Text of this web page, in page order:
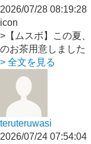
2026/07/28 08:19:28
icon
>【ムスボ】この夏
のお茶用意しました
> 全文を見る
teruteruwasi
2026/07/24 07:54:04